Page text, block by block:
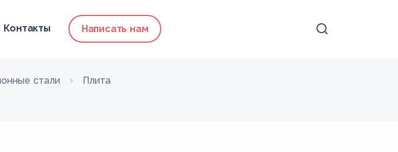
Контакты Написать нам
стали
Плита